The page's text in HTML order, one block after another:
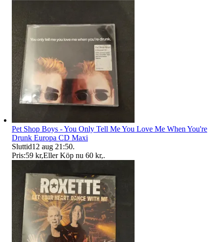
Pet Shop Boys - You Only Tell Me You Love Me When You're
Drunk Europa CD Maxi
Sluttid12 aug 21:50.
Pris:59 kr,Eller Köp nu 60 kr,.